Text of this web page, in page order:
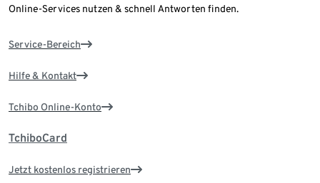
Online-Services nutzen & schnell Antworten finden.
Service-Bereich
Hilfe & Kontakt
Tchibo Online-Konto
TchiboCard
Jetzt kostenlos registrieren